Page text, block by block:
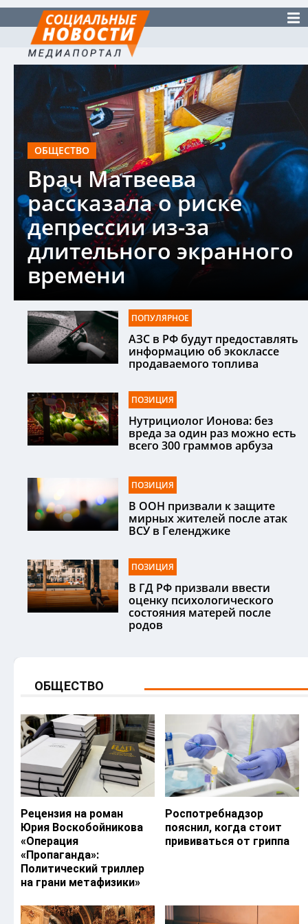
ОБЩЕСТВО
Врач Матвеева
рассказала о риске
депрессии из-за
длительного экранного
времени
ПОПУЛЯРНОЕ
АЗС в РФ будут предоставлять
информацию об экоклассе
продаваемого топлива
ПОЗИЦИЯ
Нутрициолог Ионова: без
вреда за один раз можно есть
всего 300 граммов арбуза
ПОЗИЦИЯ
В ООН призвали к защите
мирных жителей после атак
ВСУ в Геленджике
ПОЗИЦИЯ
В ГД РФ призвали ввести
оценку психологического
состояния матерей после
родов
ОБЩЕСТВО
Рецензия на роман
Юрия Воскобойникова
«Операция
«Пропаганда»:
Политический триллер
на грани метафизики»
Роспотребнадзор
пояснил, когда стоит
прививаться от гриппа